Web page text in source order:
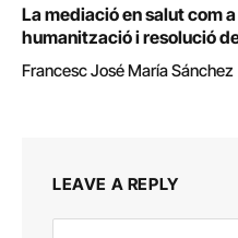
La mediació en salut com
humanització i resolució
Francesc José María Sánchez
LEAVE A REPLY